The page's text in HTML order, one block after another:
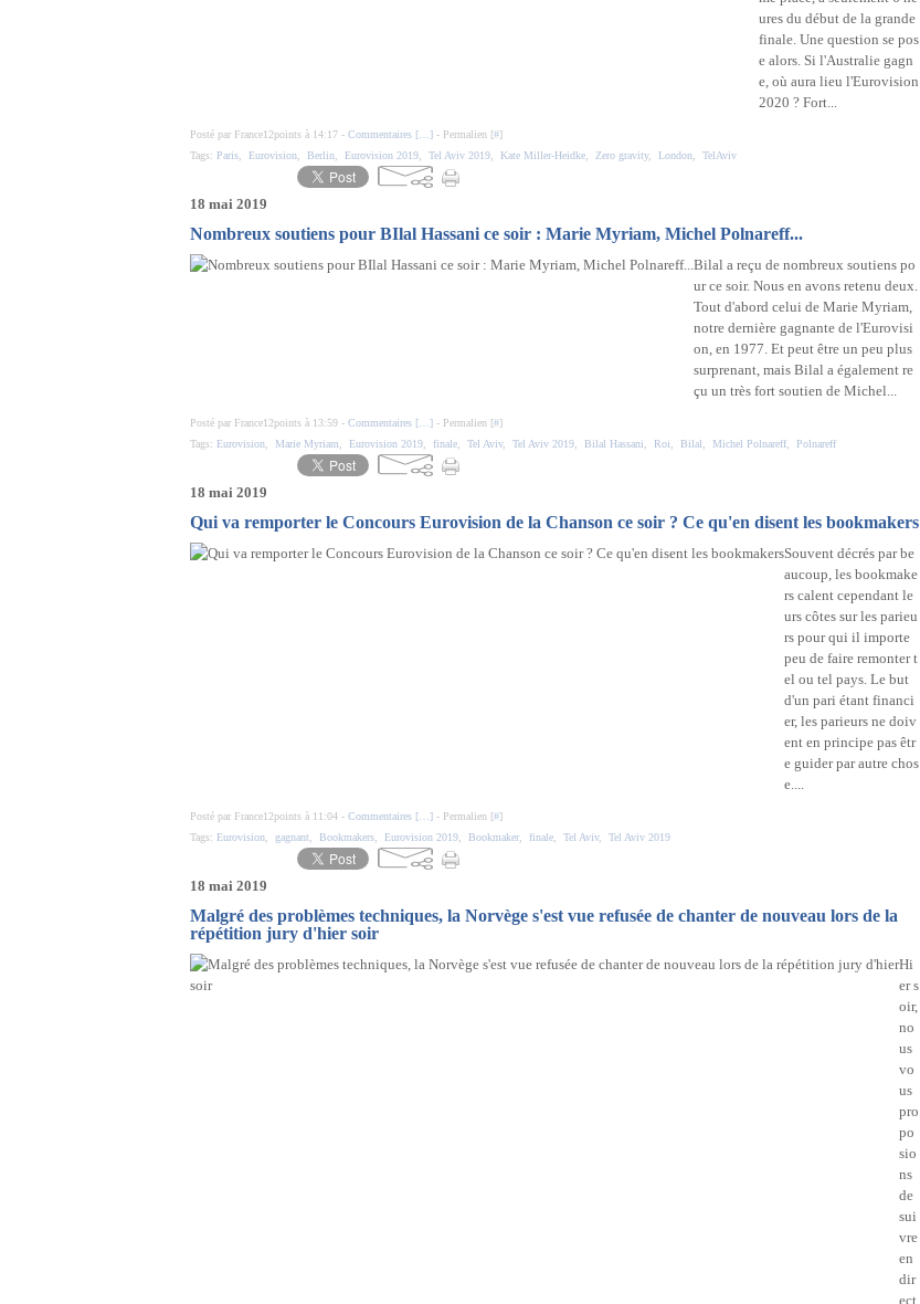
ures du début de la grande
finale. Une question se pos
e alors. Si l'Australie gagn
e, où aura lieu l'Eurovision
2020 ? Fort...
Posté par France12points à 14:17 - Commentaires [ ] - Permalien [#]
Tags: Paris Eurovision Berlin Eurovision 2019 Tel Aviv 2019 Kate Miller-Heidke Zero gravity, London TelAviv
18 mai 2019
Nombreux soutiens pour BIlal Hassani ce soir : Marie Myriam, Michel Polnareff...
Bilal a reçu de nombreux soutiens po
ur ce soir. Nous en avons retenu deux.
Tout d'abord celui de Marie Myriam,
notre dernière gagnante de l'Eurovisi
on, en 1977. Et peut être un peu plus
surprenant, mais Bilal a également re
çu un très fort soutien de Michel...
Posté par France12points à 13:59 - Commentaires [ ] - Permalien [#]
Tags: Eurovision Marie Myriam Eurovision 2019 finale Tel Aviv, Tel Aviv 2019 Bilal Hassani Roi Bilal Michel Polnareff, Polnareff
18 mai 2019
Qui va remporter le Concours Eurovision de la Chanson ce soir ? Ce qu'en disent les bookmakers
Souvent décrés par be
aucoup, les bookmake
rs calent cependant le
urs côtes sur les parieu
rs pour qui il importe
peu de faire remonter t
el ou tel pays. Le but
d'un pari étant financi
er, les parieurs ne doiv
ent en principe pas êtr
e guider par autre chos
e....
Posté par France12points à 11:04 - Commentaires [ ] - Permalien [#]
Tags: Eurovision gagnant Bookmakers Eurovision 2019 Bookmaker finale Tel Aviv, Tel Aviv 2019
18 mai 2019
Malgré des problèmes techniques, la Norvège s'est vue refusée de chanter de nouveau lors de la
répétition jury d'hier soir
Hi
er s
oir,
no
us
vo
us
pro
po
sio
ns
de
sui
vre
en
dir
ect